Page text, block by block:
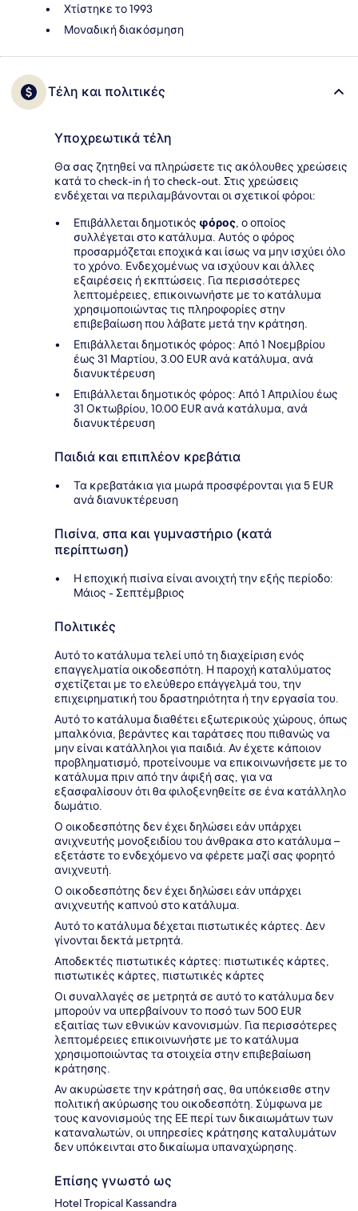
Χτίστηκε το 1993
Μοναδική διακόσμηση
Τέλη και πολιτικές
Υποχρεωτικά τέλη
Θα σας ζητηθεί να πληρώσετε τις ακόλουθες χρεώσεις
κατά το check-in ή το check-out. Στις χρεώσεις
ενδέχεται να περιλαμβάνονται οι σχετικοί φόροι:
Επιβάλλεται δημοτικός φόρος, ο οποίος
συλλέγεται στο κατάλυμα. Αυτός ο φόρος
προσαρμόζεται εποχικά και ίσως να μην ισχύει όλο
το χρόνο. Ενδεχομένως να ισχύουν και άλλες
εξαιρέσεις ή εκπτώσεις. Για περισσότερες
λεπτομέρειες, επικοινωνήστε με το κατάλυμα
χρησιμοποιώντας τις πληροφορίες στην
επιβεβαίωση που λάβατε μετά την κράτηση.
Επιβάλλεται δημοτικός φόρος: Από 1 Νοεμβρίου
έως 31 Μαρτίου, 3.00 EUR ανά κατάλυμα, ανά
διανυκτέρευση
Επιβάλλεται δημοτικός φόρος: Από 1 Απριλίου έως
31 Οκτωβρίου, 10.00 EUR ανά κατάλυμα, ανά
διανυκτέρευση
Παιδιά και επιπλέον κρεβάτια
Τα κρεβατάκια για μωρά προσφέρονται για 5 EUR
ανά διανυκτέρευση
Πισίνα, σπα και γυμναστήριο (κατά
περίπτωση)
Η εποχική πισίνα είναι ανοιχτή την εξής περίοδο:
Μάιος - Σεπτέμβριος
Πολιτικές
Αυτό το κατάλυμα τελεί υπό τη διαχείριση ενός
επαγγελματία οικοδεσπότη. Η παροχή καταλύματος
σχετίζεται με το ελεύθερο επάγγελμά του, την
επιχειρηματική του δραστηριότητα ή την εργασία του.
Αυτό το κατάλυμα διαθέτει εξωτερικούς χώρους, όπως
μπαλκόνια, βεράντες και ταράτσες που πιθανώς να
μην είναι κατάλληλοι για παιδιά. Αν έχετε κάποιον
προβληματισμό, προτείνουμε να επικοινωνήσετε με το
κατάλυμα πριν από την άφιξή σας, για να
εξασφαλίσουν ότι θα φιλοξενηθείτε σε ένα κατάλληλο
δωμάτιο.
Ο οικοδεσπότης δεν έχει δηλώσει εάν υπάρχει
ανιχνευτής μονοξειδίου του άνθρακα στο κατάλυμα –
εξετάστε το ενδεχόμενο να φέρετε μαζί σας φορητό
ανιχνευτή.
Ο οικοδεσπότης δεν έχει δηλώσει εάν υπάρχει
ανιχνευτής καπνού στο κατάλυμα.
Αυτό το κατάλυμα δέχεται πιστωτικές κάρτες. Δεν
γίνονται δεκτά μετρητά.
Αποδεκτές πιστωτικές κάρτες: πιστωτικές κάρτες,
πιστωτικές κάρτες, πιστωτικές κάρτες
Οι συναλλαγές σε μετρητά σε αυτό το κατάλυμα δεν
μπορούν να υπερβαίνουν το ποσό των 500 EUR
εξαιτίας των εθνικών κανονισμών. Για περισσότερες
λεπτομέρειες επικοινωνήστε με το κατάλυμα
χρησιμοποιώντας τα στοιχεία στην επιβεβαίωση
κράτησης.
Αν ακυρώσετε την κράτησή σας, θα υπόκεισθε στην
πολιτική ακύρωσης του οικοδεσπότη. Σύμφωνα με
τους κανονισμούς της ΕΕ περί των δικαιωμάτων των
καταναλωτών, οι υπηρεσίες κράτησης καταλυμάτων
δεν υπόκεινται στο δικαίωμα υπαναχώρησης.
Επίσης γνωστό ως
Hotel Tropical Kassandra